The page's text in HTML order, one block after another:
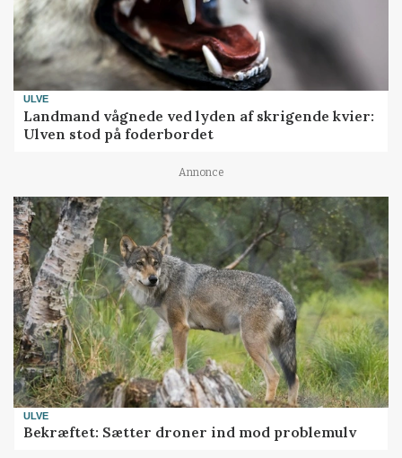
ULVE
Landmand vågnede ved lyden af skrigende kvier:
Ulven stod på foderbordet
Annonce
ULVE
Bekræftet: Sætter droner ind mod problemulv